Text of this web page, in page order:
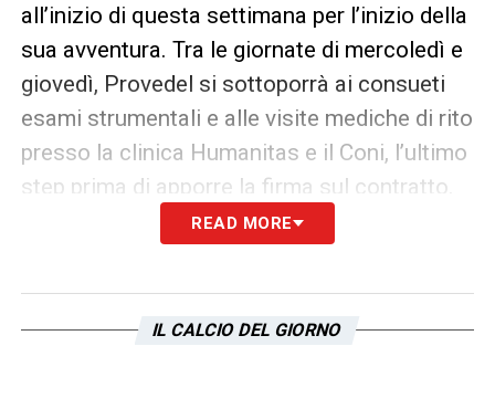
all’inizio di questa settimana per l’inizio della
sua avventura. Tra le giornate di mercoledì e
giovedì, Provedel si sottoporrà ai consueti
esami strumentali e alle visite mediche di rito
presso la clinica Humanitas e il Coni, l’ultimo
step prima di apporre la firma sul contratto.
READ MORE
IL CALCIO DEL GIORNO